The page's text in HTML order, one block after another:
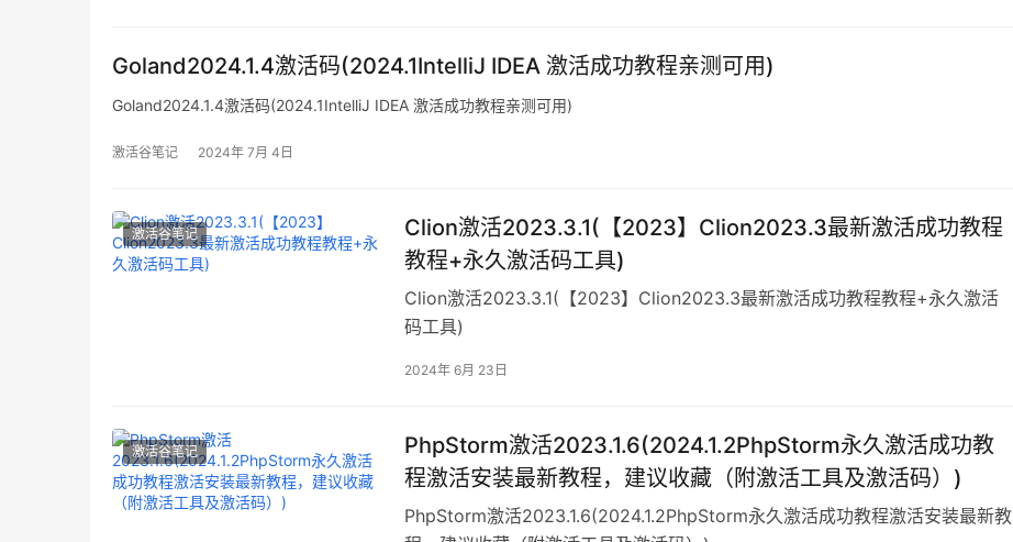
Goland2024.1.4激活码(2024.1IntelliJ IDEA 激活成功教程亲测可用)
Goland2024.1.4激活码(2024.1IntelliJ IDEA 激活成功教程亲测可用)
激活谷笔记 2024年 7月 4日
激活谷笔记
Clion激活2023.3.1(【2023】Clion2023.3最新激活成功教程
教程+永久激活码工具)
Clion激活2023.3.1(【2023】Clion2023.3最新激活成功教程教程+永久激活
码工具)
2024年 6月 23日
激活谷笔记
PhpStorm激活2023.1.6(2024.1.2PhpStorm永久激活成功教
程激活安装最新教程，建议收藏（附激活工具及激活码）)
PhpStorm激活2023.1.6(2024.1.2PhpStorm永久激活成功教程激活安装最新教